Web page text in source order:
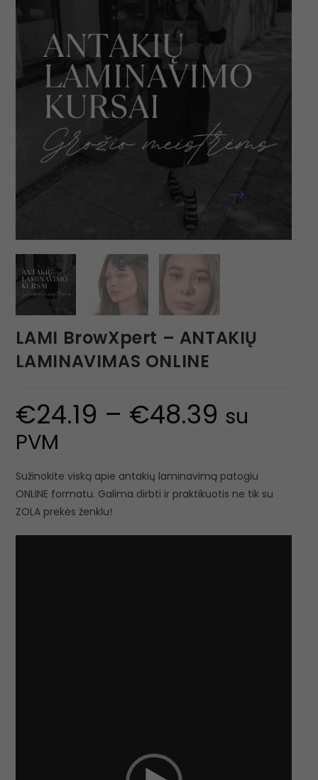
LAMI BrowXpert – ANTAKIŲ
LAMINAVIMAS ONLINE
€24.19 – €48.39 su
PVM
Sužinokite viską apie antakių laminavimą patogiu
ONLINE formatu. Galima dirbti ir praktikuotis ne tik su
ZOLA prekės ženklu!